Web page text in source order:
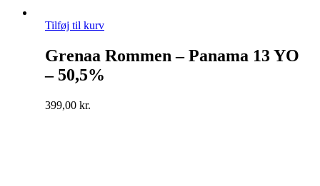
Tilføj til kurv
Grenaa Rommen – Panama 13 YO
– 50,5%
399,00 kr.